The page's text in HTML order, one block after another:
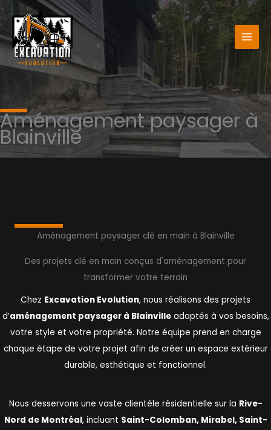
Aller
au
contenu
Aménagement paysager à
Blainville
Aménagement paysager clé en main à Blainville
Des projets clé en main conçus d'aménagement pour
transformer votre terrain
Chez Excavation Evolution, nous réalisons des projets
d’aménagement paysager à Blainvilleadaptés à vos besoins,
votre style et votre propriété. Notre équipe prend en charge
chaque étape de votre projet afin de créer un espace extérieur
durable, esthétique et fonctionnel.
Nous desservons une vaste clientèle résidentielle sur la Rive-
Nord de Montréal, incluant Saint-Colomban, Mirabel, Saint-